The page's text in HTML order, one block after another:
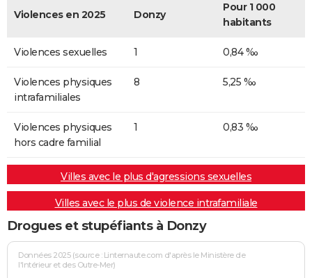
Violences en 2025 Donzy
Pour 1 000
habitants
Violences sexuelles 1 0,84 ‰
Violences physiques
intrafamiliales
8 5,25 ‰
Violences physiques
hors cadre familial
1 0,83 ‰
Villes avec le plus d'agressions sexuelles
Villes avec le plus de violence intrafamiliale
Drogues et stupéfiants à Donzy
Données 2025 (source : Linternaute.com d'après le Ministère de
l'Intérieur et des Outre-Mer)